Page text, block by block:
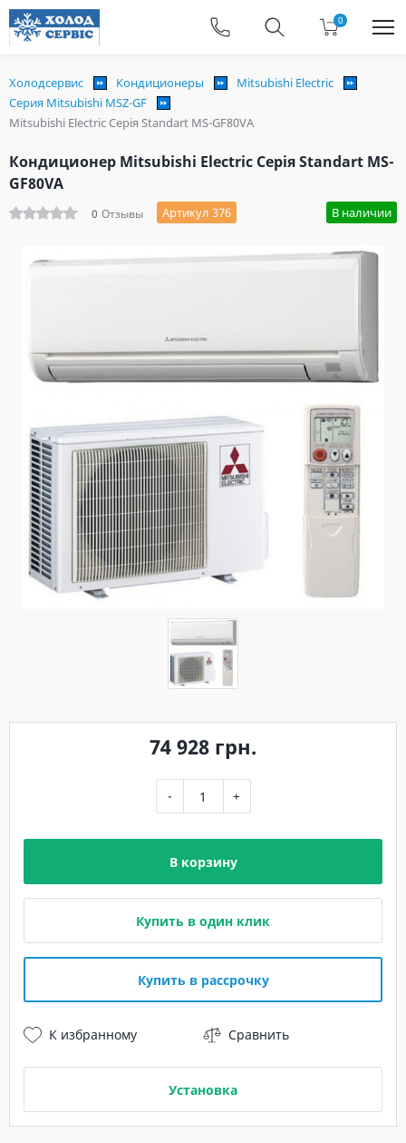
0
Холодсервис Кондиционеры
Mitsubishi Electric
Серия Mitsubishi MSZ-GF
Mitsubishi Electric Серія Standart MS-GF80VA
Кондиционер Mitsubishi Electric Серія Standart MS-
GF80VA
0 Отзывы Артикул 376 В наличии
74 928 грн.
- +
В корзину
Купить в один клик
Купить в рассрочку
К избранному Сравнить
Установка